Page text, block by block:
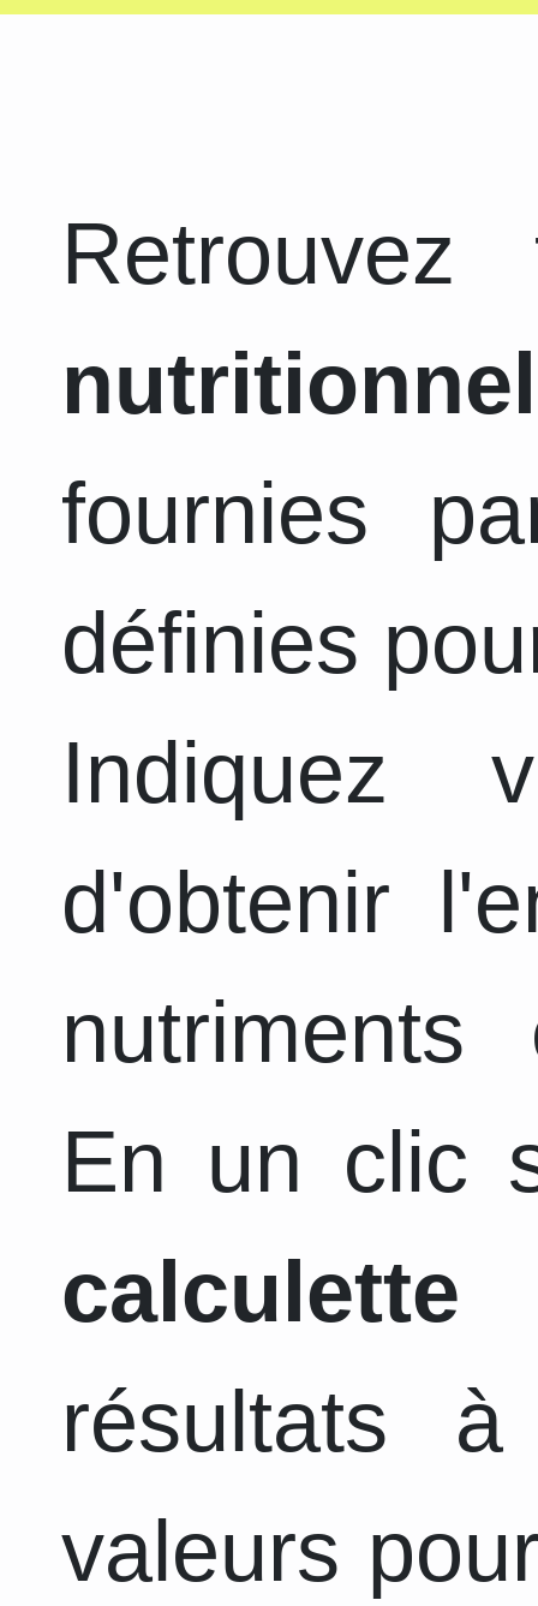
fournies
définies
Indiquez
d'obtenir
En un clic
calculette
résultats
valeurs